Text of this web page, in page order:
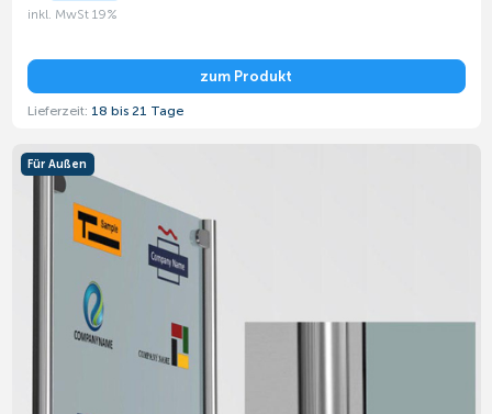
inkl. MwSt 19%
zum Produkt
Lieferzeit: 18 bis 21 Tage
Für Außen